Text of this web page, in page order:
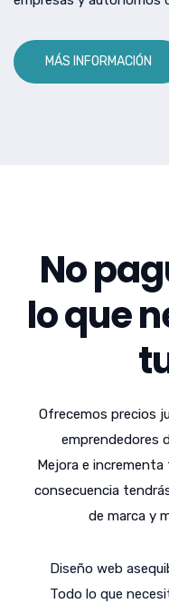
MÁS INFORMACIÓN
No
lo que
Ofrecemos precios
emprendedores
Mejora e
consecuencia
de marca y
Diseño web
Todo lo que